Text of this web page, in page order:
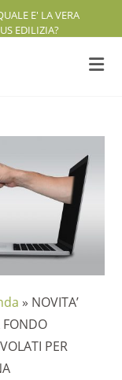
E' LA VERA
EDILIZIA?
» NOVITA’
FONDO
PER